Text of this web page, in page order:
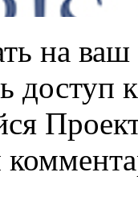
на
доступ